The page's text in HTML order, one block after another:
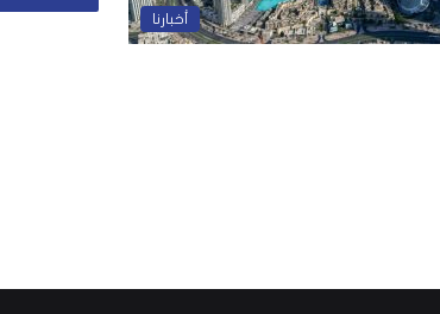
أخبارنا